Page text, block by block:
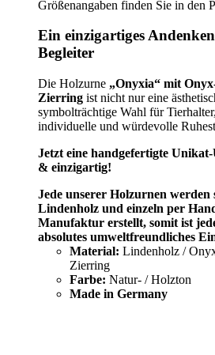
Größenangaben finden Sie in den
Ein einzigartiges
Begleiter
Die Holzurne „Onyxia“ mit
Zierring ist nicht nur eine
symbolträchtige Wahl für
individuelle und würdevolle
Jetzt eine handgefertigte
& einzigartig!
Jede unserer Holzurnen werden
Lindenholz und einzeln per
Manufaktur erstellt, somit ist
absolutes umweltfreundliches
Material: Lindenholz /
Zierring
Farbe: Natur- / Holzton
Made in Germany